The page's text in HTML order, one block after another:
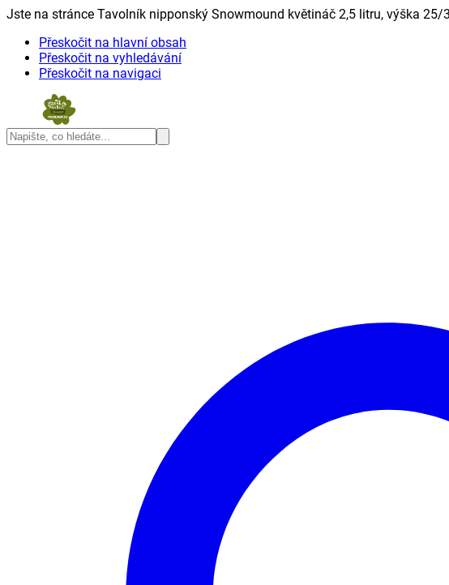
Jste na stránce Tavolník nipponský Snowmound květináč 2,5 litru, výška 25/
Přeskočit na hlavní obsah
Přeskočit na vyhledávání
Přeskočit na navigaci